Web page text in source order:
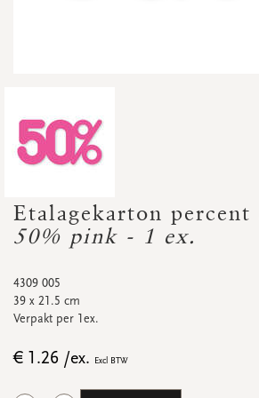
bekijk alle
bekijk alle
bekijk alle
bekijk alle
bekijk alle
bekijk alle
Afsprakenkaartjes
Promo's&super promo's
Etalagekarton percent
50% pink - 1 ex.
4309 005
39 x 21.5 cm
Verpakt per 1ex.
€ 1.26 /ex. Excl BTW